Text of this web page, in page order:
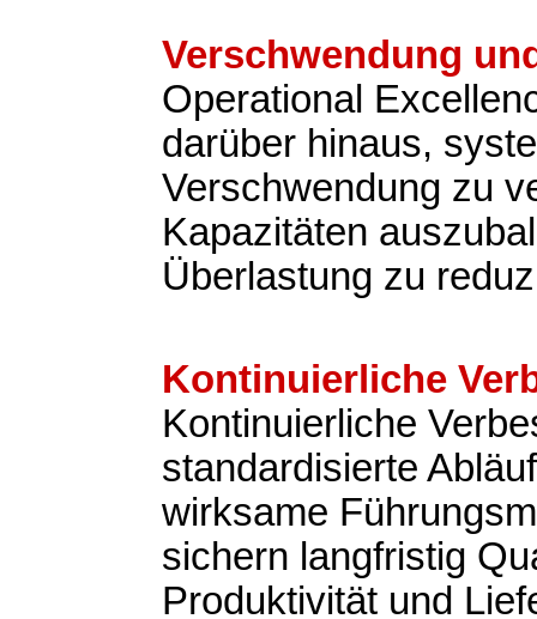
Verschwendung
Operational
darüber hinaus,
Verschwendung zu
Kapazitäten
Überlastung zu
Kontinuierliche
Kontinuierliche
standardisierte
wirksame
sichern langfristig
Produktivität und